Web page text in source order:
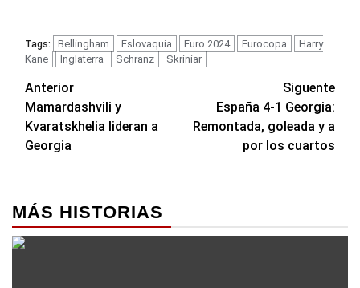
Tags: Bellingham Eslovaquia Euro 2024 Eurocopa
Harry
Kane
Inglaterra Schranz Skriniar
Navegación
de
entradas
Anterior
Mamardashvili y
Kvaratskhelia lideran a
Georgia
Siguente
España 4-1 Georgia:
Remontada, goleada y a
por los cuartos
MÁS HISTORIAS